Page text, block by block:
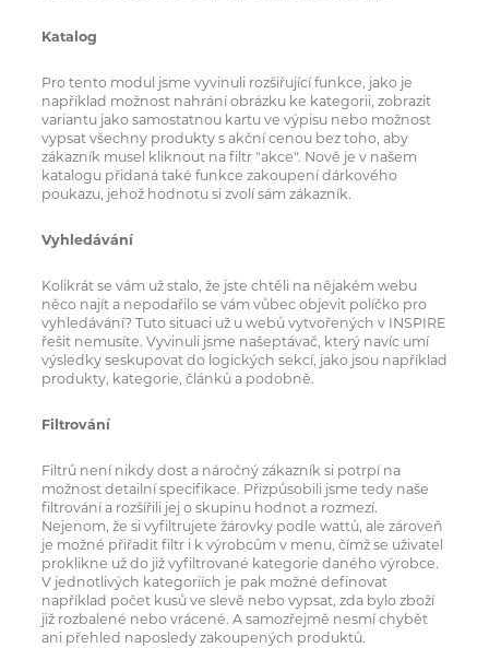
Katalog
Pro tento modul jsme vyvinuli rozšiřující funkce, jako je
například možnost nahrání obrázku ke kategorii, zobrazit
variantu jako samostatnou kartu ve výpisu nebo možnost
vypsat všechny produkty s akční cenou bez toho, aby
zákazník musel kliknout na filtr "akce". Nově je v našem
katalogu přidaná také funkce zakoupení dárkového
poukazu, jehož hodnotu si zvolí sám zákazník.
Vyhledávání
Kolikrát se vám už stalo, že jste chtěli na nějakém webu
něco najít a nepodařilo se vám vůbec objevit políčko pro
vyhledávání? Tuto situaci už u webů vytvořených v INSPIRE
řešit nemusíte. Vyvinuli jsme našeptávač, který navíc umí
výsledky seskupovat do logických sekcí, jako jsou například
produkty, kategorie, článků a podobně.
Filtrování
Filtrů není nikdy dost a náročný zákazník si potrpí na
možnost detailní specifikace. Přizpůsobili jsme tedy naše
filtrování a rozšířili jej o skupinu hodnot a rozmezí.
Nejenom, že si vyfiltrujete žárovky podle wattů, ale zároveň
je možné přiřadit filtr i k výrobcům v menu, čímž se uživatel
proklikne už do již vyfiltrované kategorie daného výrobce.
V jednotlivých kategoriích je pak možné definovat
například počet kusů ve slevě nebo vypsat, zda bylo zboží
již rozbalené nebo vrácené. A samozřejmě nesmí chybět
ani přehled naposledy zakoupených produktů.